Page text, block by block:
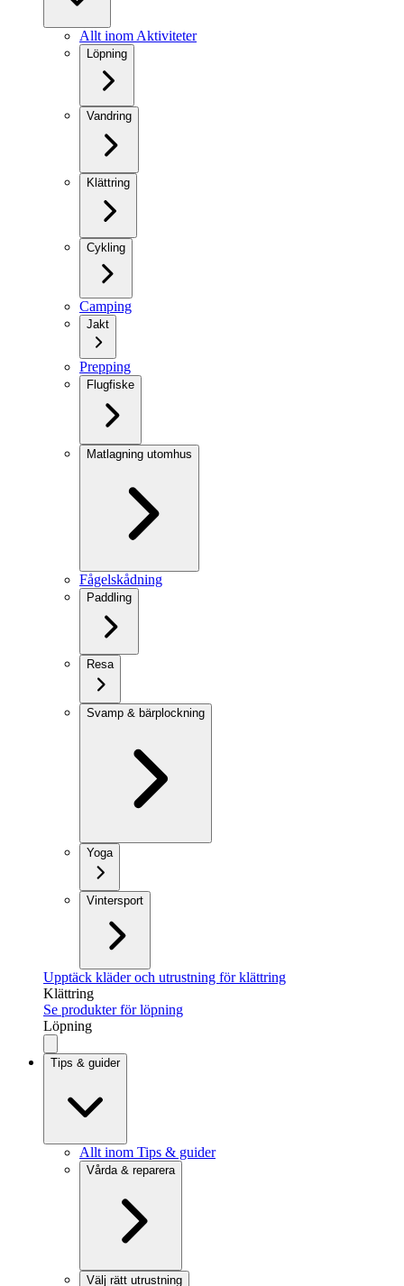
Allt inom Aktiviteter
Löpning
Vandring
Klättring
Cykling
Camping
Jakt
Prepping
Flugfiske
Matlagning utomhus
Fågelskådning
Paddling
Resa
Svamp & bärplockning
Yoga
Vintersport
Upptäck kläder och utrustning för klättring
Klättring
Se produkter för löpning
Löpning
Tips & guider
Allt inom Tips & guider
Vårda & reparera
Välj rätt utrustning